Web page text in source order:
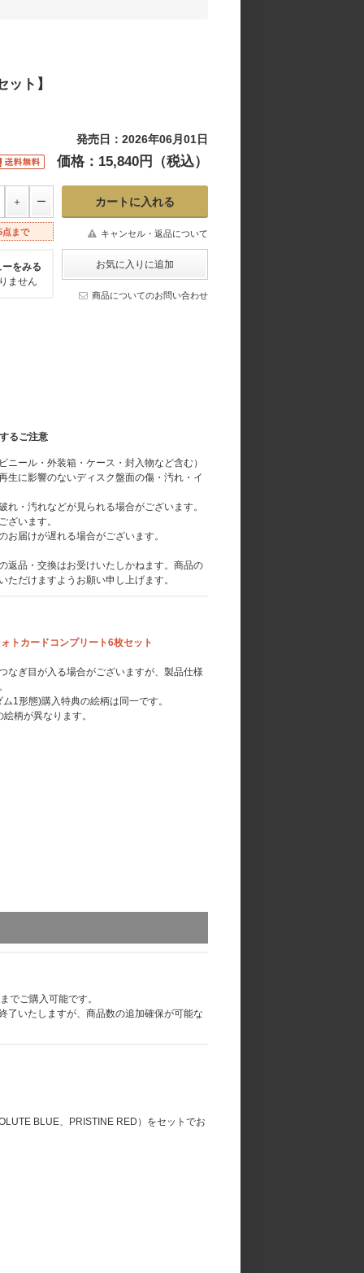
ット】
発売日：2026年06月01日
価格：15,840円（税込）
点まで キャンセル・返品について
をみる
ません
商品についてのお問い合わせ
るご注意
ール・外装箱・ケース・封入物など含む）
生に影響のないディスク盤面の傷・汚れ・イ
・汚れなどが見られる場合がございます。
ざいます。
届けが遅れる場合がございます。
返品・交換はお受けいたしかねます。商品の
だけますようお願い申し上げます。
トカードコンプリート6枚セット
ぎ目が入る場合がございますが、製品仕様
1形態)購入特典の絵柄は同一です。
柄が異なります。
し上げます。
を4つ、6形態セットの場合は6つ、10形態セ
用シリアルナンバーチラシ」をお送りいた
でご購入可能です。
いたしますが、商品数の追加確保が可能な
BLUE、PRISTINE RED）をセットでお